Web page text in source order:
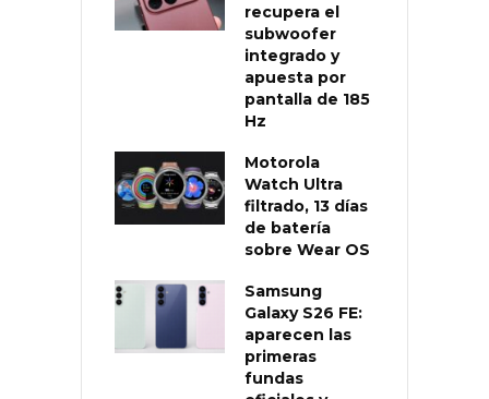
recupera el
subwoofer
integrado y
apuesta por
pantalla de 185
Hz
Motorola
Watch Ultra
filtrado, 13 días
de batería
sobre Wear OS
Samsung
Galaxy S26 FE:
aparecen las
primeras
fundas